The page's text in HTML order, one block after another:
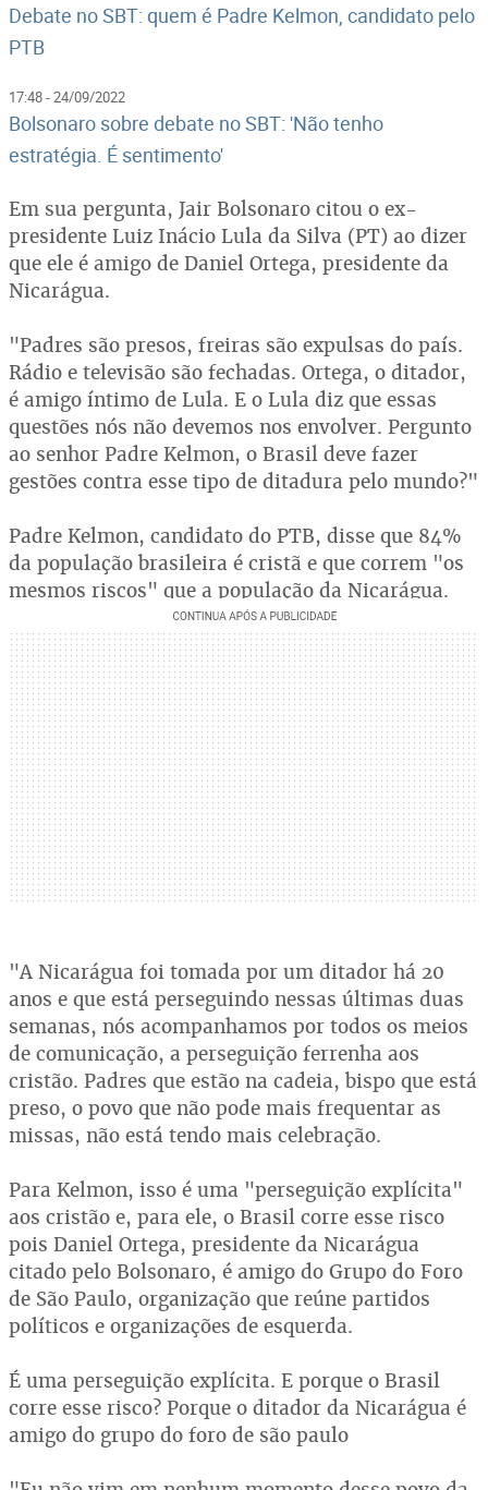
Debate no SBT: quem é Padre Kelmon, candidato pelo
PTB
17:48 - 24/09/2022
Bolsonaro sobre debate no SBT: 'Não tenho
estratégia. É sentimento'
Em sua pergunta, Jair Bolsonaro citou o ex-
presidente Luiz Inácio Lula da Silva (PT) ao dizer
que ele é amigo de Daniel Ortega, presidente da
Nicarágua.
"Padres são presos, freiras são expulsas do país.
Rádio e televisão são fechadas. Ortega, o ditador,
é amigo íntimo de Lula. E o Lula diz que essas
questões nós não devemos nos envolver. Pergunto
ao senhor Padre Kelmon, o Brasil deve fazer
gestões contra esse tipo de ditadura pelo mundo?"
Padre Kelmon, candidato do PTB, disse que 84%
da população brasileira é cristã e que correm "os
mesmos riscos" que a população da Nicarágua.
"A Nicarágua foi tomada por um ditador há 20
anos e que está perseguindo nessas últimas duas
semanas, nós acompanhamos por todos os meios
de comunicação, a perseguição ferrenha aos
cristão. Padres que estão na cadeia, bispo que está
preso, o povo que não pode mais frequentar as
missas, não está tendo mais celebração.
Para Kelmon, isso é uma "perseguição explícita"
aos cristão e, para ele, o Brasil corre esse risco
pois Daniel Ortega, presidente da Nicarágua
citado pelo Bolsonaro, é amigo do Grupo do Foro
de São Paulo, organização que reúne partidos
políticos e organizações de esquerda.
É uma perseguição explícita. E porque o Brasil
corre esse risco? Porque o ditador da Nicarágua é
amigo do grupo do foro de são paulo